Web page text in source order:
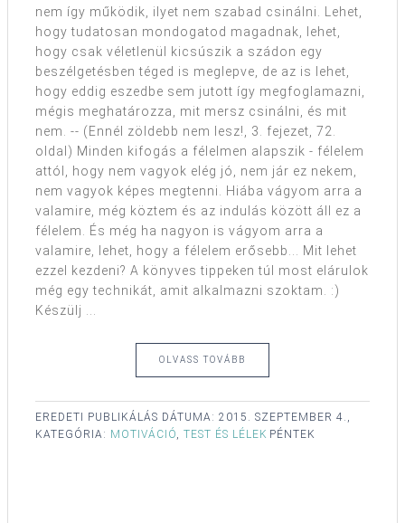
nem így működik, ilyet nem szabad csinálni. Lehet,
hogy tudatosan mondogatod magadnak, lehet,
hogy csak véletlenül kicsúszik a szádon egy
beszélgetésben téged is meglepve, de az is lehet,
hogy eddig eszedbe sem jutott így megfoglamazni,
mégis meghatározza, mit mersz csinálni, és mit
nem. -- (Ennél zöldebb nem lesz!, 3. fejezet, 72.
oldal) Minden kifogás a félelmen alapszik - félelem
attól, hogy nem vagyok elég jó, nem jár ez nekem,
nem vagyok képes megtenni. Hiába vágyom arra a
valamire, még köztem és az indulás között áll ez a
félelem. És még ha nagyon is vágyom arra a
valamire, lehet, hogy a félelem erősebb... Mit lehet
ezzel kezdeni? A könyves tippeken túl most elárulok
még egy technikát, amit alkalmazni szoktam. :)
Készülj ...
OLVASS TOVÁBB
EREDETI PUBLIKÁLÁS DÁTUMA: 2015. SZEPTEMBER 4.,
PÉNTEK
KATEGÓRIA: MOTIVÁCIÓ TEST ÉS LÉLEK